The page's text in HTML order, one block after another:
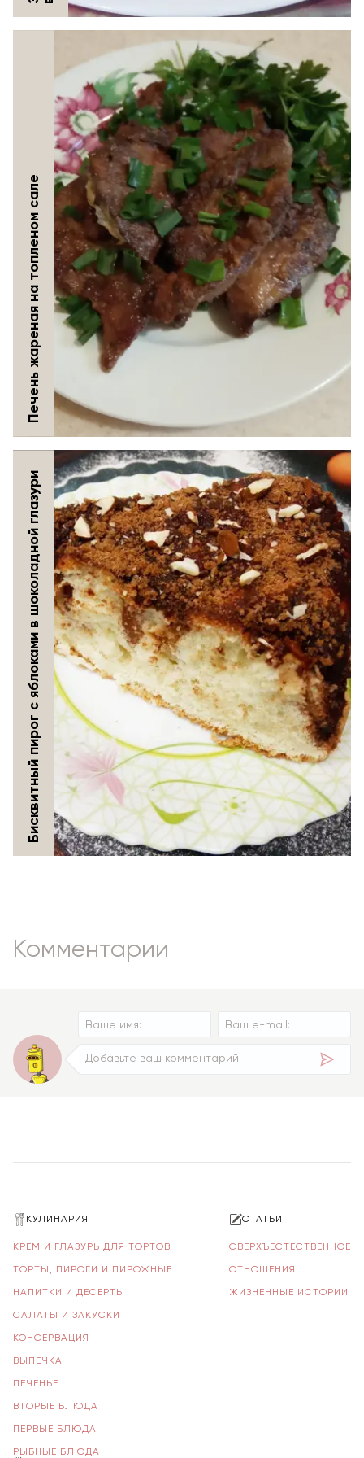
Печень жареная на топленом сале
Бисквитный пирог с яблоками в шоколадной глазури
Комментарии
КУЛИНАРИЯ
КРЕМ И ГЛАЗУРЬ ДЛЯ ТОРТОВ
ТОРТЫ, ПИРОГИ И ПИРОЖНЫЕ
НАПИТКИ И ДЕСЕРТЫ
САЛАТЫ И ЗАКУСКИ
КОНСЕРВАЦИЯ
ВЫПЕЧКА
ПЕЧЕНЬЕ
ВТОРЫЕ БЛЮДА
ПЕРВЫЕ БЛЮДА
РЫБНЫЕ БЛЮДА
СТАТЬИ
СВЕРХЪЕСТЕСТВЕННОЕ
ОТНОШЕНИЯ
ЖИЗНЕННЫЕ ИСТОРИИ